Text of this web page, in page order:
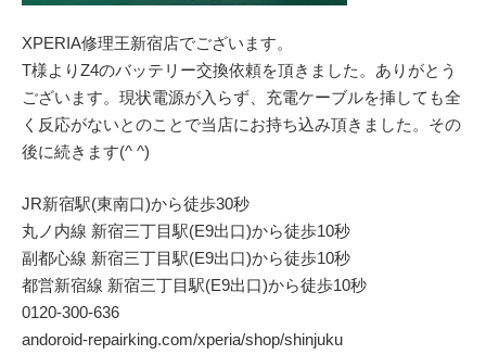
XPERIA修理王新宿店でございます。
T様よりZ4のバッテリー交換依頼を頂きました。ありがとう
ございます。現状電源が入らず、充電ケーブルを挿しても全
く反応がないとのことで当店にお持ち込み頂きました。その
後に続きます(^ ^)
JR新宿駅(東南口)から徒歩30秒
丸ノ内線 新宿三丁目駅(E9出口)から徒歩10秒
副都心線 新宿三丁目駅(E9出口)から徒歩10秒
都営新宿線 新宿三丁目駅(E9出口)から徒歩10秒
0120-300-636
andoroid-repairking.com/xperia/shop/shinjuku